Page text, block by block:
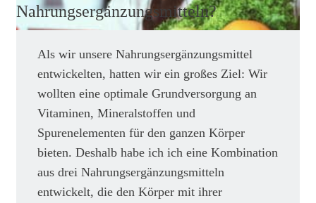
Nahrungsergänzungsmitteln?
Als wir unsere Nahrungsergänzungsmittel
entwickelten, hatten wir ein großes Ziel: Wir
wollten eine optimale Grundversorgung an
Vitaminen, Mineralstoffen und
Spurenelementen für den ganzen Körper
bieten. Deshalb habe ich ich eine Kombination
aus drei Nahrungsergänzungsmitteln
entwickelt, die den Körper mit ihrer